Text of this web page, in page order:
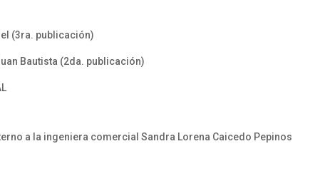
(3ra. publicación)
Bautista (2da. publicación)
a la ingeniera comercial Sandra Lorena Caicedo Pepinos